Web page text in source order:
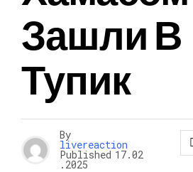
Зашли В
Тупик
By
livereaction
Published 17.02
.2025